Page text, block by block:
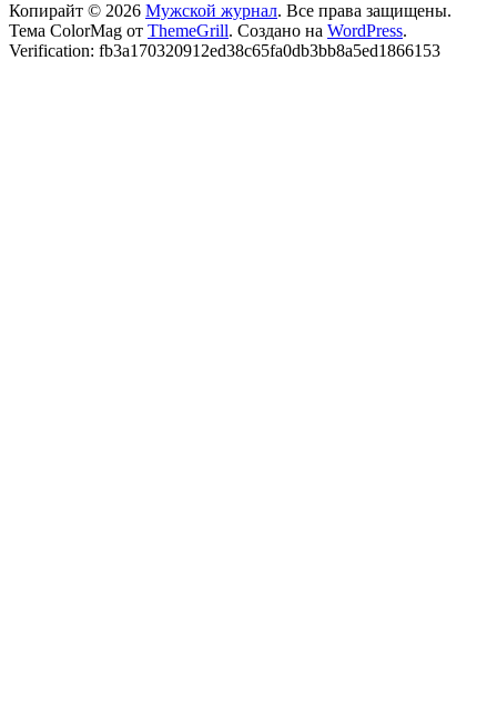
Копирайт © 2026 Мужской журнал. Все права защищены.
Тема ColorMag от ThemeGrill. Создано на WordPress.
Verification: fb3a170320912ed38c65fa0db3bb8a5ed1866153